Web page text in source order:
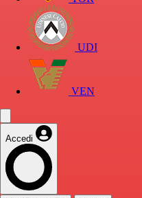
UDI
VEN
Accedi